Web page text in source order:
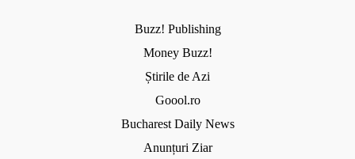
Buzz! Publishing
Money Buzz!
Știrile de Azi
Goool.ro
Bucharest Daily News
Anunțuri Ziar